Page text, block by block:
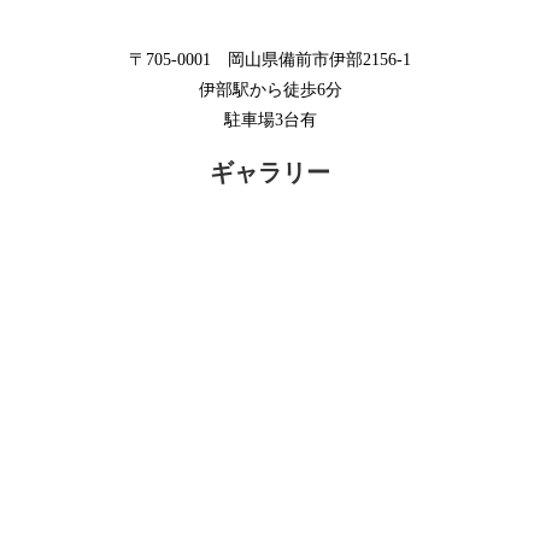
〒705-0001 岡山県備前市伊部2156-1
伊部駅から徒歩6分
駐車場3台有
ギャラリー